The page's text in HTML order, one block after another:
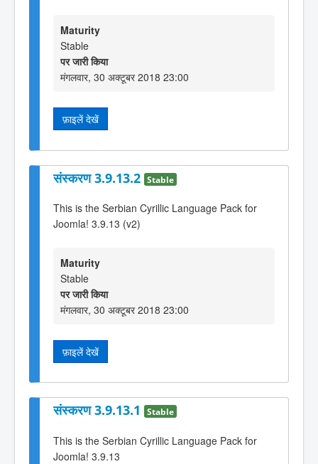
Maturity
Stable
पर जारी किया
मंगलवार, 30 अक्टूबर 2018 23:00
फ़ाइलें देखें
संस्करण 3.9.13.2 Stable
This is the Serbian Cyrillic Language Pack for
Joomla! 3.9.13 (v2)
Maturity
Stable
पर जारी किया
मंगलवार, 30 अक्टूबर 2018 23:00
फ़ाइलें देखें
संस्करण 3.9.13.1 Stable
This is the Serbian Cyrillic Language Pack for
Joomla! 3.9.13